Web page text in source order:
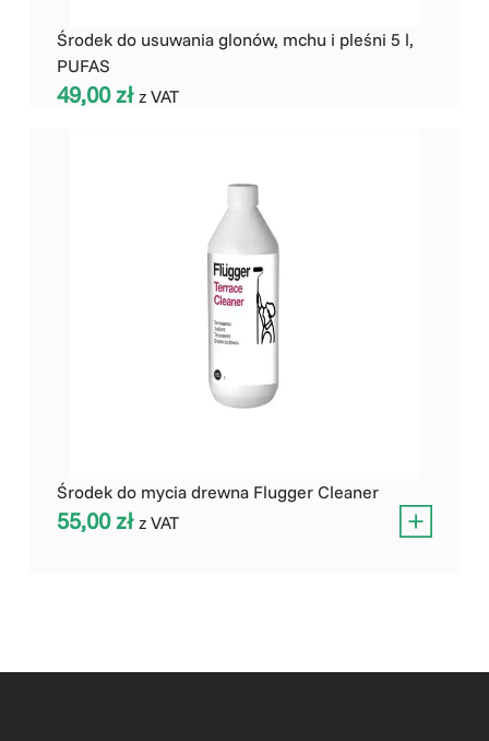
Środek do usuwania glonów, mchu i pleśni 5 l,
PUFAS
49,00zł z VAT
Środek do mycia drewna Flugger Cleaner
55,00zł z VAT